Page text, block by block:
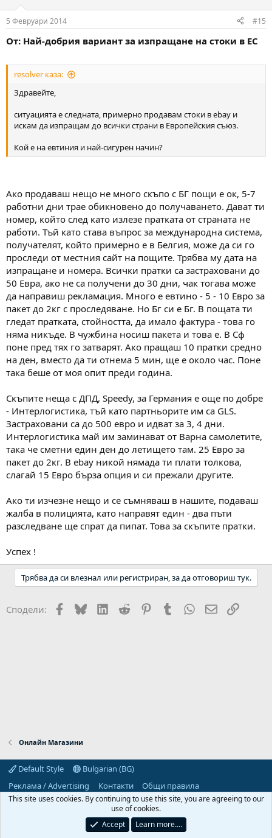
5 Февруари 2014 #15
От: Най-добрия вариант за изпращане на стоки в ЕС
resolver каза:
Здравейте,
ситуацията е следната, примерно продавам стоки в ebay и
искам да изпращам до всички страни в Европейския съюз.
Кой е на евтиния и най-сигурен начин?
Ако продаваш нещо не много скъпо с БГ пощи е ок, 5-7
работни дни трае обикновено до получаването. Дават ти
номер, който след като излезе пратката от страната не
работи. Тъй като става въпрос за международна система,
получателят, който примерно е в Белгия, може да си го
проследи от местния сайт на пощите. Трябва му дата на
изпращане и номера. Всички пратки са застраховани до
50 Евра, ако не са получени до 30 дни, чак тогава може
да направиш рекламация. Много е евтино - 5 - 10 Евро за
пакет до 2кг с проследяване. Но Бг си е Бг. В пощата ти
гледат пратката, стойността, да имало фактура - това го
няма никъде. В чужбина носиш пакета и това е. В Сф
поне пред тях го затварят. Ако пращаш 10 пратки средно
на ден, вместо да ти отнема 5 мин, ще е около час. Поне
така беше от моя опит преди година.
Скъпите неща с ДПД, Speedy, за Германия е още по добре
- Интерлогистика, тъй като партньорите им са GLS.
Застраховани са до 500 евро и идват за 3, 4 дни.
Интерлогистика май им заминават от Варна самолетите,
така че сметни един ден до летището там. 25 Евро за
пакет до 2кг. В ebay никой нямада ти плати толкова,
слагай 15 Евро бърза опция и си прежали другите.
Ако ти изчезне нещо и се съмняваш в нашите, подаваш
жалба в полицията, като направят един - два пъти
разследване ще спрат да пипат. Това за скъпите пратки.
Успех !
Трябва да си влезнал или регистриран, за да отговориш тук.
Сподели: Facebook
BlueskyLinkedIn
Reddit PinterestTumblr WhatsApp
EmailLink
Онлайн Магазини
Default Style
Bulgarian (BG)
Реклама / Advertising
Контакти
Общи правила
Декларация за поверителност
Помощ Начало
R
S
Predpriemach.com © 2006-2026. Hosting by:
This site uses cookies. By continuing to use this site, you are agreeing to our
use of cookies.
Accept
Learn more.…